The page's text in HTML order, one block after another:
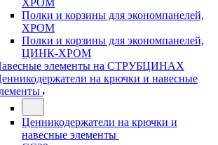
ХРОМ
Полки и корзины для экономпанелей,
ХРОМ
Полки и корзины для экономпанелей,
ЦИНК-ХРОМ
элементы на СТРУБЦИНАХ
на крючки и навесные
Ценникодержатели на крючки и
навесные элементы